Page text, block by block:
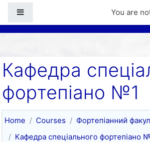
You are
Кафедра
фортепіано №1
Home Courses
Фортепіанний
Кафедра спеціального фортепіано